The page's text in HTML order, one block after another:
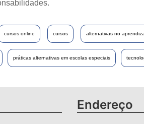
cursos online cursos alternativas no
práticas alternativas em escolas especiais
Endereço